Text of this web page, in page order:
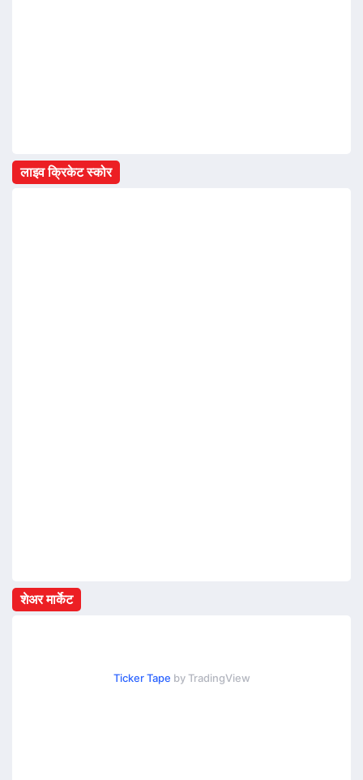
लाइव क्रिकेट स्कोर
शेअर मार्केट
Ticker Tape by TradingView